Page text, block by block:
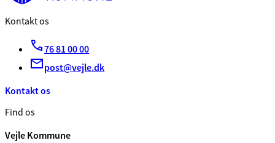
Kontakt os
76 81 00 00
post@vejle.dk
Kontakt os
Find os
Vejle Kommune